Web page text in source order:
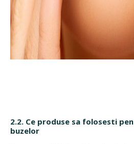
2.2. Ce produse sa folosesti
buzelor